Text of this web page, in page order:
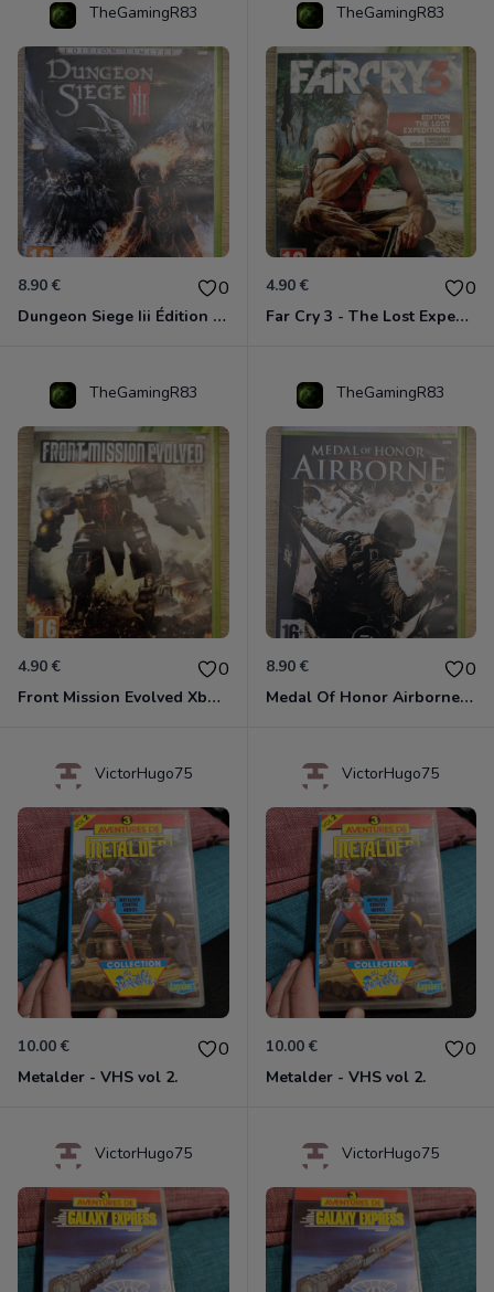
TheGamingR83
8.90 € 0
Dungeon Siege Iii Édition Limitée - Vf Intégrale Xbox 360
TheGamingR83
4.90 € 0
Far Cry 3 - The Lost Expeditions - Edition Spéciale Xbox 360
TheGamingR83
4.90 € 0
Front Mission Evolved Xbox 360
TheGamingR83
8.90 € 0
Medal Of Honor Airborne Xbox 360
VictorHugo75
10.00 € 0
Metalder - VHS vol 2.
VictorHugo75
10.00 € 0
Metalder - VHS vol 2.
VictorHugo75 VictorHugo75